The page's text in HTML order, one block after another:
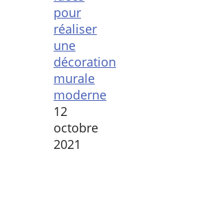
pour
réaliser
une
décoration
murale
moderne
12
octobre
2021